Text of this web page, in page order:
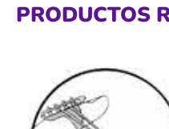
PRODUCTOS